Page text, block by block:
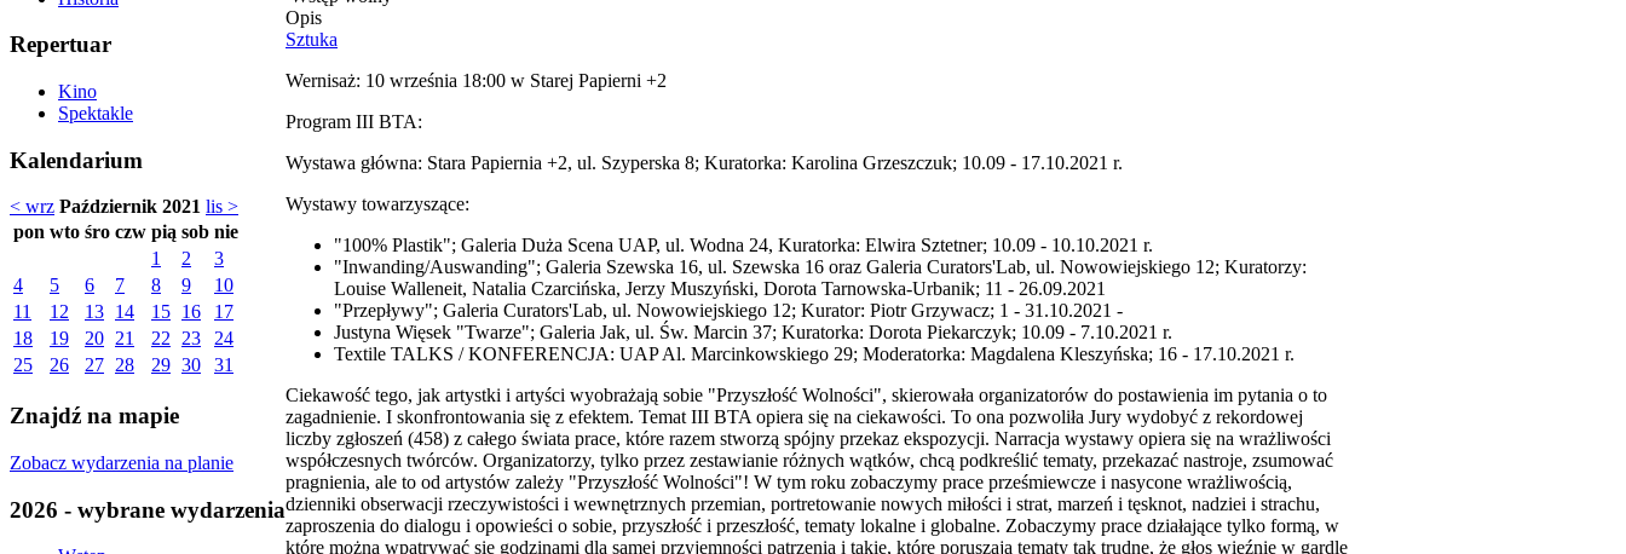
Repertuar
Kino
Spektakle
Kalendarium
< wrz Październik 2021 lis >
pon wto śro czw pią sob nie
1
2
3
4
5 6 7 8 9
10
11
12 13 14 15 16
17
18
19 20 21 22 23
24
25
26 27 28 29 30 31
Znajdź na mapie
Zobacz wydarzenia na planie
2026 - wybrane wydarzenia
Opis
Sztuka
Wernisaż: 10 września 18:00 w Starej Papierni +2
Program III BTA:
Wystawa główna: Stara Papiernia +2, ul. Szyperska 8; Kuratorka: Karolina Grzeszczuk; 10.09 - 17.10.2021 r.
Wystawy towarzyszące:
"100% Plastik"; Galeria Duża Scena UAP, ul. Wodna 24, Kuratorka: Elwira Sztetner; 10.09 - 10.10.2021 r.
"Inwanding/Auswanding"; Galeria Szewska 16, ul. Szewska 16 oraz Galeria Curators'Lab, ul. Nowowiejskiego 12; Kuratorzy:
Louise Walleneit, Natalia Czarcińska, Jerzy Muszyński, Dorota Tarnowska-Urbanik; 11 - 26.09.2021
"Przepływy"; Galeria Curators'Lab, ul. Nowowiejskiego 12; Kurator: Piotr Grzywacz; 1 - 31.10.2021 -
Justyna Więsek "Twarze"; Galeria Jak, ul. Św. Marcin 37; Kuratorka: Dorota Piekarczyk; 10.09 - 7.10.2021 r.
Textile TALKS / KONFERENCJA: UAP Al. Marcinkowskiego 29; Moderatorka: Magdalena Kleszyńska; 16 - 17.10.2021 r.
Ciekawość tego, jak artystki i artyści wyobrażają sobie "Przyszłość Wolności", skierowała organizatorów do postawienia im pytania o to
zagadnienie. I skonfrontowania się z efektem. Temat III BTA opiera się na ciekawości. To ona pozwoliła Jury wydobyć z rekordowej
liczby zgłoszeń (458) z całego świata prace, które razem stworzą spójny przekaz ekspozycji. Narracja wystawy opiera się na wrażliwości
współczesnych twórców. Organizatorzy, tylko przez zestawianie różnych wątków, chcą podkreślić tematy, przekazać nastroje, zsumować
pragnienia, ale to od artystów zależy "Przyszłość Wolności"! W tym roku zobaczymy prace prześmiewcze i nasycone wrażliwością,
dzienniki obserwacji rzeczywistości i wewnętrznych przemian, portretowanie nowych miłości i strat, marzeń i tęsknot, nadziei i strachu,
zaproszenia do dialogu i opowieści o sobie, przyszłość i przeszłość, tematy lokalne i globalne. Zobaczymy prace działające tylko formą, w
które można wpatrywać się godzinami dla samej przyjemności patrzenia i takie, które poruszają tematy tak trudne, że głos więźnie w gardle